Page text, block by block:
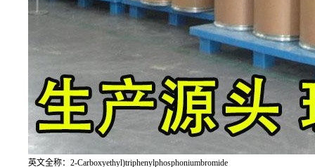
英文全称：2-Carboxyethyl)triphenylphosphoniumbromide